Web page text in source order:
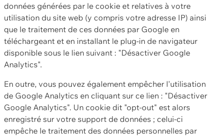
données générées par le cookie et relatives à votre
utilisation du site web (y compris votre adresse IP) ainsi
que le traitement de ces données par Google en
téléchargeant et en installant le plug-in de navigateur
disponible sous le lien suivant : "Désactiver Google
Analytics".
En outre, vous pouvez également empêcher l'utilisation
de Google Analytics en cliquant sur ce lien : "Désactiver
Google Analytics". Un cookie dit "opt-out" est alors
enregistré sur votre support de données ; celui-ci
empêche le traitement des données personnelles par